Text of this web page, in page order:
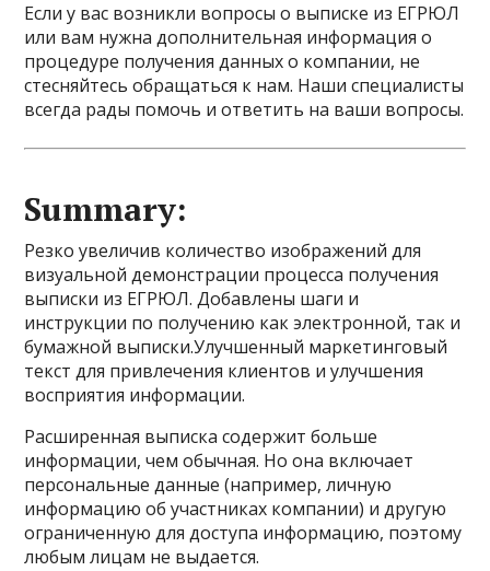
Если у вас возникли вопросы о выписке из ЕГРЮЛ
или вам нужна дополнительная информация о
процедуре получения данных о компании, не
стесняйтесь обращаться к нам. Наши специалисты
всегда рады помочь и ответить на ваши вопросы.
Summary:
Резко увеличив количество изображений для
визуальной демонстрации процесса получения
выписки из ЕГРЮЛ. Добавлены шаги и
инструкции по получению как электронной, так и
бумажной выписки.Улучшенный маркетинговый
текст для привлечения клиентов и улучшения
восприятия информации.
Расширенная выписка содержит больше
информации, чем обычная. Но она включает
персональные данные (например, личную
информацию об участниках компании) и другую
ограниченную для доступа информацию, поэтому
любым лицам не выдается.